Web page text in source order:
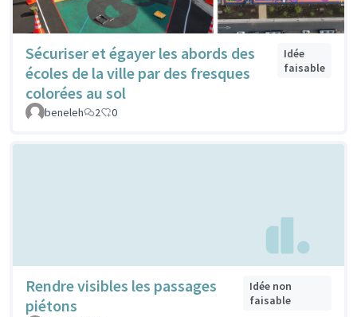
Sécuriser et égayer les abords des
écoles de la ville par des fresques
colorées au sol
Idée
faisable
beneleh 2 0
Rendre visibles les passages
piétons
Idée non
faisable